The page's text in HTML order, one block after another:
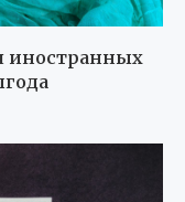
иностранных